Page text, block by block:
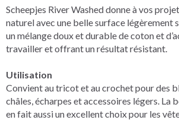
Scheepjes River Washed donne à vos
naturel avec une belle surface légèrement
un mélange doux et durable de coton et
travailler et offrant un résultat résistant.
Utilisation
Convient au tricot et au crochet pour des
châles, écharpes et accessoires légers. La
en fait aussi un excellent choix pour les